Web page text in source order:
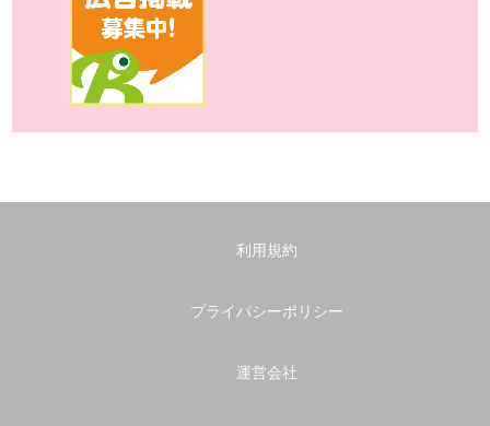
利用規約
プライバシーポリシー
運営会社